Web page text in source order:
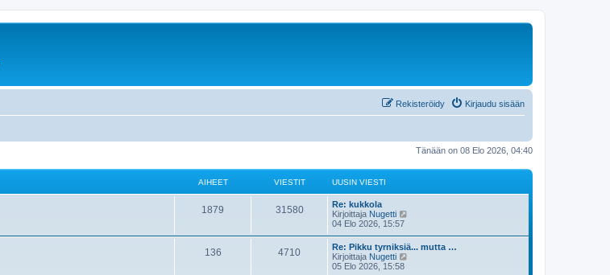
Kirjaudu sisään
Rekisteröidy
Tänään on 08 Elo 2026, 04:40
AIHEET VIESTIT UUSIN VIESTI
1879 31580
Re: kukkola
Kirjoittaja Nugetti
t
ä
04 Elo 2026, 15:57
136 4710
Re: Pikku tyrniksiä... mutta …
Kirjoittaja Nugetti
05 Elo 2026, 15:58